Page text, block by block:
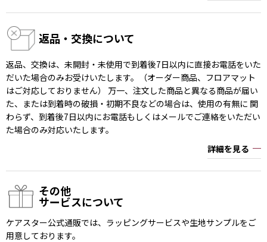
返品・交換について
返品、交換は、未開封・未使用で到着後7日以内に直接お電話をいた
だいた場合のみお受けいたします。（オーダー商品、フロアマット
はご対応しておりません） 万一、注文した商品と異なる商品が届い
た、または到着時の破損・初期不良などの場合は、使用の有無に 関
わらず、到着後7日以内にお電話もしくはメールでご連絡をいただい
た場合のみ対応いたします。
詳細を見る
その他
サービスについて
ケアスター公式通販では、ラッピングサービスや生地サンプルをご
用意しております。